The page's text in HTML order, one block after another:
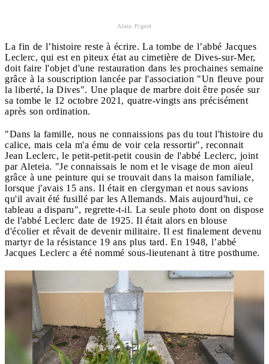
Alain Pignel
La fin de l’histoire reste à écrire. La tombe de l’abbé Jacques
Leclerc, qui est en piteux état au cimetière de Dives-sur-Mer,
doit faire l'objet d'une restauration dans les prochaines semaine
grâce à la souscription lancée par l'association "Un fleuve pour
la liberté, la Dives". Une plaque de marbre doit être posée sur
sa tombe le 12 octobre 2021, quatre-vingts ans précisément
après son ordination.
"Dans la famille, nous ne connaissions pas du tout l'histoire du
calice, mais cela m'a ému de voir cela ressortir", reconnait
Jean Leclerc, le petit-petit-petit cousin de l'abbé Leclerc, joint
par Aleteia. "Je connaissais le nom et le visage de mon aïeul
grâce à une peinture qui se trouvait dans la maison familiale,
lorsque j'avais 15 ans. Il était en clergyman et nous savions
qu'il avait été fusillé par les Allemands. Mais aujourd'hui, ce
tableau a disparu", regrette-t-il. La seule photo dont on dispose
de l'abbé Leclerc date de 1925. Il était alors en blouse
d'écolier et rêvait de devenir militaire. Il est finalement devenu
martyr de la résistance 19 ans plus tard. En 1948, l’abbé
Jacques Leclerc a été nommé sous-lieutenant à titre posthume.